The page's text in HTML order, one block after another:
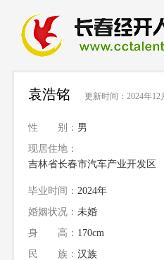
袁浩铭 更新时间：2024年12
性 别： 男
现居住地：
吉林省长春市汽车产业开发区
毕业时间： 2024年
婚姻状况： 未婚
身 高： 170cm
民 族： 汉族